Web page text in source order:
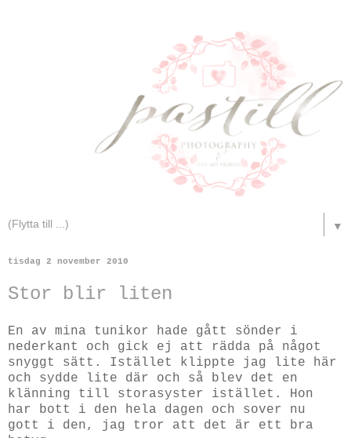
▼
tisdag 2 november 2010
Stor blir liten
En av mina tunikor hade gått sönder i
nederkant och gick ej att rädda på något
snyggt sätt. Istället klippte jag lite här
och sydde lite där och så blev det en
klänning till storasyster istället. Hon
har bott i den hela dagen och sover nu
gott i den, jag tror att det är ett bra